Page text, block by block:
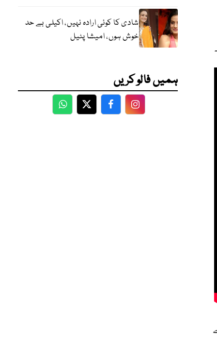
شادی کا کوئی ارادہ نہیں، اکیلی بے حد
خوش ہوں، امیشا پٹیل
ہمیں فالو کریں
WhatsApp
TwitterFacebookFacebook